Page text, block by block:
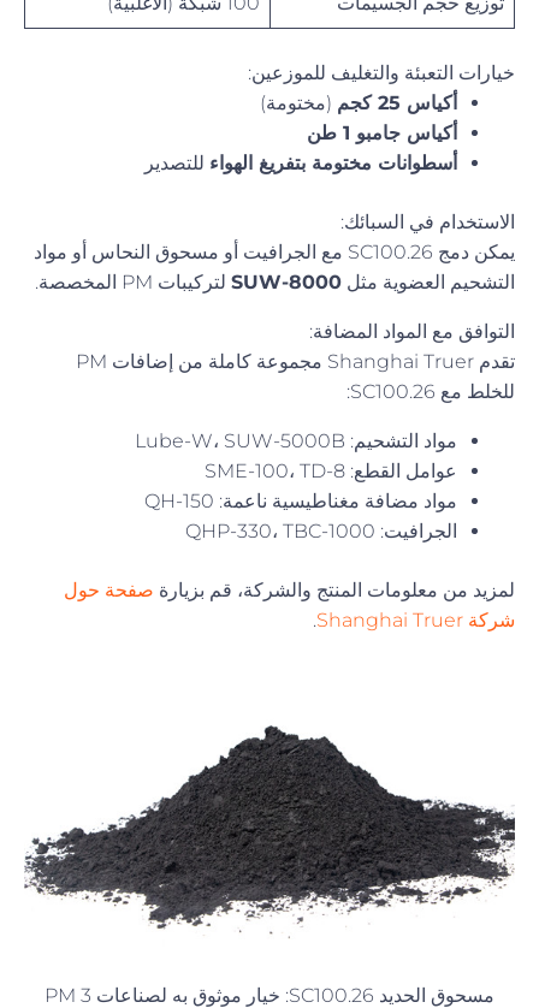
خيارات التعبئة والتغليف للموزعين:
أكياس 25 كجم
(مختومة)
أكياس جامبو 1 طن
أسطوانات مختومة بتفريغ الهواءللتصدير
الاستخدام في السبائك:
يمكن دمج SC100.26 مع الجرافيت أو مسحوق النحاس أو مواد
التشحيم العضوية مثل SUW-8000لتركيبات PM المخصصة.
التوافق مع المواد المضافة:
تقدم Shanghai Truer مجموعة كاملة من إضافات PM
للخلط مع SC100.26:
مواد التشحيم: Lube-W، SUW-5000B
عوامل القطع: SME-100، TD-8
مواد مضافة مغناطيسية ناعمة: QH-150
الجرافيت: QHP-330، TBC-1000
لمزيد من معلومات المنتج والشركة، قم بزيارة صفحة حول
شركة Shanghai Truer
.
مسحوق الحديد SC100.26: خيار موثوق به لصناعات PM 3